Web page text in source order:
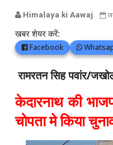
Himalaya ki Aawaj
खबर शेयर करें:
Facebook
रामरतन सिह पवांर/
केदारनाथ की
चोपता मे किया